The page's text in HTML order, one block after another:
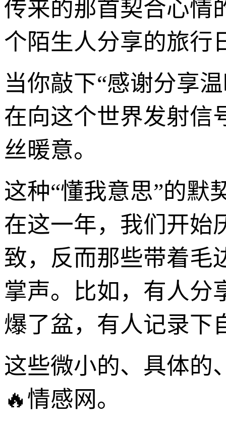
传来的那首契合心情
个陌生人分享的旅行
当你敲下“感谢分享
在向这个世界发射信
丝暖意。
这种“懂我意思”的默
在这一年，我们开始
致，反而那些带着毛
掌声。比如，有人分
爆了盆，有人记录下
这些微小的、具体的
🔥情感网。